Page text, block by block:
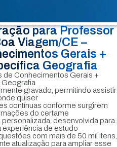
para Professor
Viagem/CE –
Gerais +
Geografia
de Conhecimentos Gerais +
gravado, permitindo assistir
quiser
contínuas conforme surgirem
do certame
personalizada, desenvolvida para
experiência de estudo
com mais de 50 mil itens,
atualização para ampliar esse